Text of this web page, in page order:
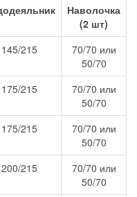
Наволочка
(2 шт)
145/215
70/70 или
50/70
175/215
70/70 или
50/70
175/215
70/70 или
50/70
200/215
70/70 или
50/70